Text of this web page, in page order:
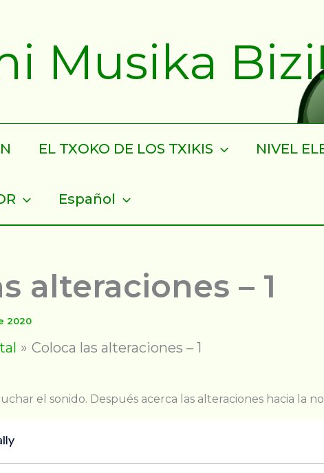
Musika
EL TXOKO DE LOS TXIKIS NIVEL
Español
alteraciones – 1
2020
Coloca las alteraciones – 1
el sonido. Después acerca las alteraciones hacia la